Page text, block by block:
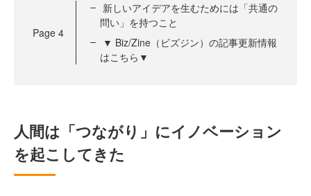
Page 4
新しいアイデアを生むためには「共通の
問い」を持つこと
▼ Biz/Zine（ビズジン）の記事更新情報
はこちら▼
人間は「つながり」にイノベーション
を起こしてきた